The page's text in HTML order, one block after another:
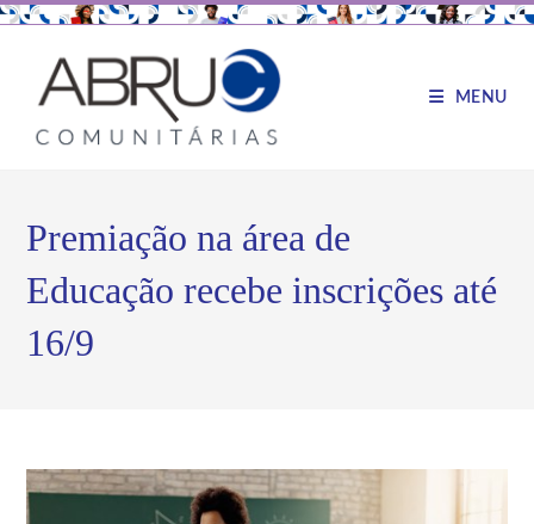
MENU
Premiação na área de
Educação recebe inscrições até
16/9